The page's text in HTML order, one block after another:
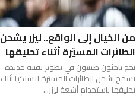
من الخيال إلى الواقع.. ليزر يشحن
الطائرات المسيّرة أثناء تحليقها
نجح باحثون صينيون في تطوير تقنية جديدة
تسمح بشحن الطائرات المسيّرة لاسلكيا أثناء
تحليقها باستخدام أشعة ليزر...